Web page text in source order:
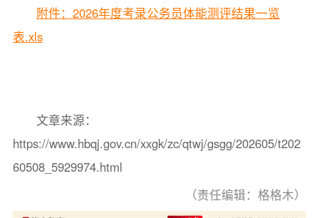
附件：2026年度考录公务员体能测评结果一览
表.xls
文章来源：
https://www.hbqj.gov.cn/xxgk/zc/qtwj/gsgg/202605/t202
60508_5929974.html
（责任编辑：格格木）